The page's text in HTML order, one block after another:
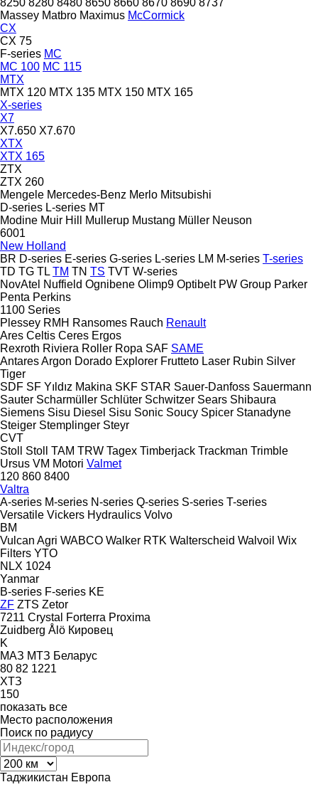
Massey Matbro Maximus McCormick
CX
CX 75
F-series MC
MC 100 MC 115
MTX
MTX 120 MTX 135 MTX 150 MTX 165
X-series
X7
X7.650 X7.670
XTX
XTX 165
ZTX
ZTX 260
Mengele Mercedes-Benz Merlo Mitsubishi
D-series L-series MT
Modine Muir Hill Mullerup Mustang Müller Neuson
6001
New Holland
BR D-series E-series G-series L-series LM M-series T-series
TD TG TL TM TN TS TVT W-series
NovAtel Nuffield Ognibene Olimp9 Optibelt PW Group Parker
Penta Perkins
1100 Series
Plessey RMH Ransomes Rauch Renault
Ares Celtis Ceres Ergos
Rexroth Riviera Roller Ropa SAF SAME
AntaresArgon Dorado Explorer Frutteto Laser Rubin Silver
Tiger
SDF SF Yıldız Makina SKF STAR Sauer-Danfoss Sauermann
Sauter Scharmüller Schlüter Schwitzer Sears Shibaura
Siemens Sisu Diesel Sisu Sonic Soucy Spicer Stanadyne
Steiger Stemplinger Steyr
CVT
Stoll
Stoll TAM TRW Tagex Timberjack Trackman Trimble
Ursus VM Motori Valmet
120 860 8400
Valtra
A-series M-series N-series Q-series S-series T-series
Versatile Vickers Hydraulics Volvo
BM
Vulcan Agri WABCO Walker RTK Walterscheid Walvoil Wix
Filters YTO
NLX 1024
Yanmar
B-series F-series KE
ZF ZTS Zetor
7211 Crystal Forterra Proxima
Zuidberg Ålö Кировец
K
МАЗ МТЗ Беларус
80 82 1221
ХТЗ
150
показать все
Место расположения
Поиск по радиусу
Таджикистан Европа